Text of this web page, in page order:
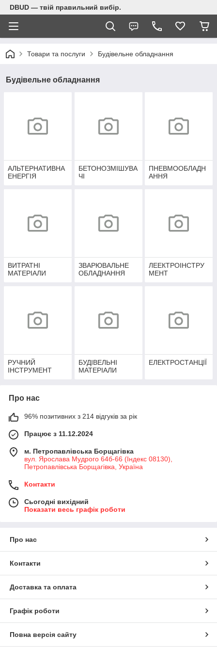
DBUD — твій правильний вибір.
Товари та послуги Будівельне обладнання
Будівельне обладнання
АЛЬТЕРНАТИВНА
ЕНЕРГІЯ
БЕТОНОЗМІШУВА
ЧІ
ПНЕВМООБЛАДН
АННЯ
ВИТРАТНІ
МАТЕРІАЛИ
ЗВАРЮВАЛЬНЕ
ОБЛАДНАННЯ
ЛЕЕКТРОІНСТРУ
МЕНТ
РУЧНИЙ
ІНСТРУМЕНТ
БУДІВЕЛЬНІ
МАТЕРІАЛИ
ЕЛЕКТРОСТАНЦІЇ
Про нас
96% позитивних з 214 відгуків за рік
Працює з 11.12.2024
м. Петропавлівська Борщагівка
вул. Ярослава Мудрого 64б-66 (Індекс 08130),
Петропавлівська Борщагівка, Україна
Контакти
Сьогодні вихідний
Показати весь графік роботи
Про нас
Контакти
Доставка та оплата
Графік роботи
Повна версія сайту